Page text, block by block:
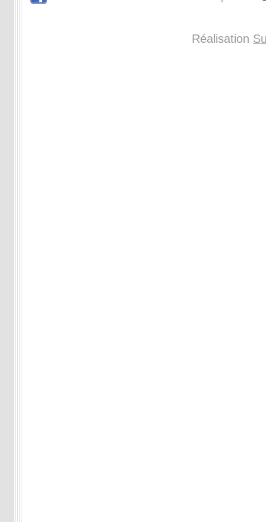
Réalisation